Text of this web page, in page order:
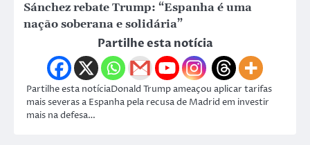
Sánchez rebate Trump: “Espanha é uma
nação soberana e solidária”
Partilhe esta notícia
Partilhe esta notíciaDonald Trump ameaçou aplicar tarifas
mais severas a Espanha pela recusa de Madrid em investir
mais na defesa…